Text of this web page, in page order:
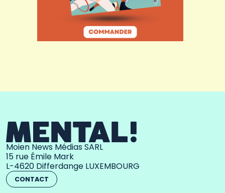
Moien News Médias SARL
15 rue Émile Mark
L-4620 Differdange LUXEMBOURG
CONTACT